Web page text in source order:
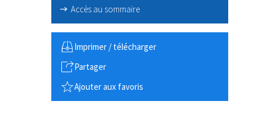
Accès au sommaire
Imprimer / télécharger
Partager
Ajouter aux favoris